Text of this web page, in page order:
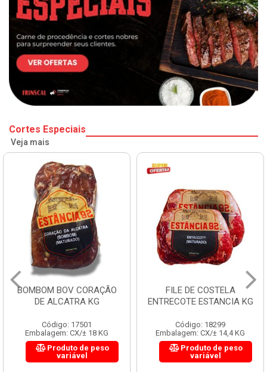
Cortes Especiais
Veja mais
BOMBOM BOV CORAÇÃO
DE ALCATRA KG
Código: 17501
Embalagem: CX/± 18 KG
Produto de peso
variável
FILE DE COSTELA
ENTRECOTE ESTANCIA KG
Código: 18299
Embalagem: CX/± 14,4 KG
Produto de peso
variável